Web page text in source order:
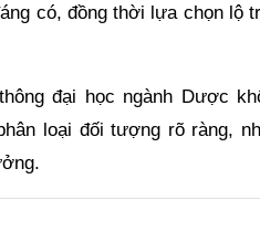
có, đồng thời lựa chọn lộ
đại học ngành Dược
loại đối tượng rõ ràng,